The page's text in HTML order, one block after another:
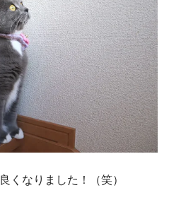
くなりました！（笑）